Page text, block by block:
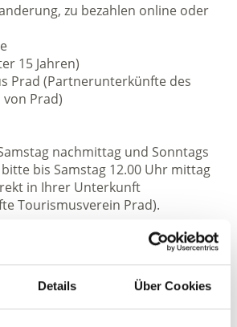
Details Über Cookies
zu bezahlen online oder
15 Jahren)
Prad (Partnerunterkünfte des
Prad)
nachmittag und Sonntags
bis Samstag 12.00 Uhr mittag
in Ihrer Unterkunft
Tourismusverein Prad).